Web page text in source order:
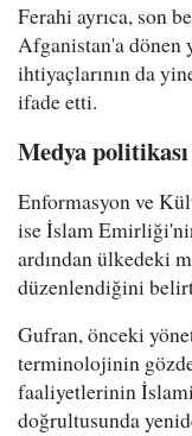
Ferahi ayrıca, son
Afganistan'a dönen
ihtiyaçlarının da
ifade etti.
Medya
Enformasyon ve
ise İslam
ardından ülkedeki
düzenlendiğini
Gufran, önceki
terminolojinin
faaliyetlerinin
doğrultusunda